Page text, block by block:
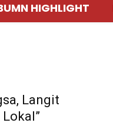
HIGHLIGHT
Langit